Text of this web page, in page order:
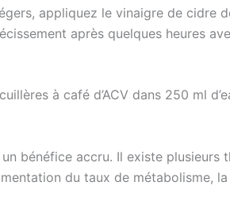
appliquez le vinaigre de cidre
après quelques heures
à café d’ACV dans 250 ml
bénéfice accru. Il existe plusieurs
du taux de métabolisme,